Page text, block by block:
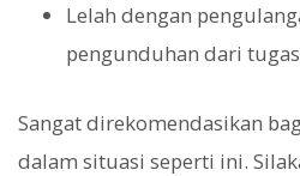
Lelah dengan
pengunduhan dari
Sangat direkomendasikan
dalam situasi seperti ini.